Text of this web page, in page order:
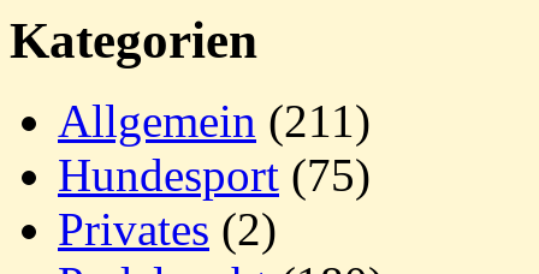
Kategorien
Allgemein (211)
Hundesport (75)
Privates (2)